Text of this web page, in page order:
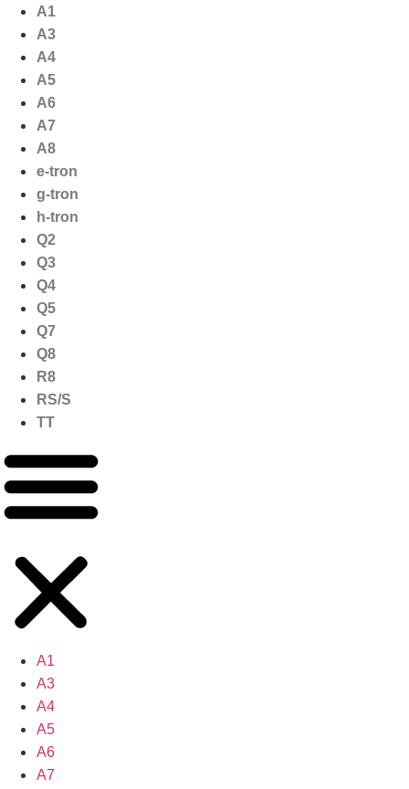
naar
inhoud
A1
A3
A4
A5
A6
A7
A8
e-tron
g-tron
h-tron
Q2
Q3
Q4
Q5
Q7
Q8
R8
RS/S
TT
A1
A3
A4
A5
A6
A7